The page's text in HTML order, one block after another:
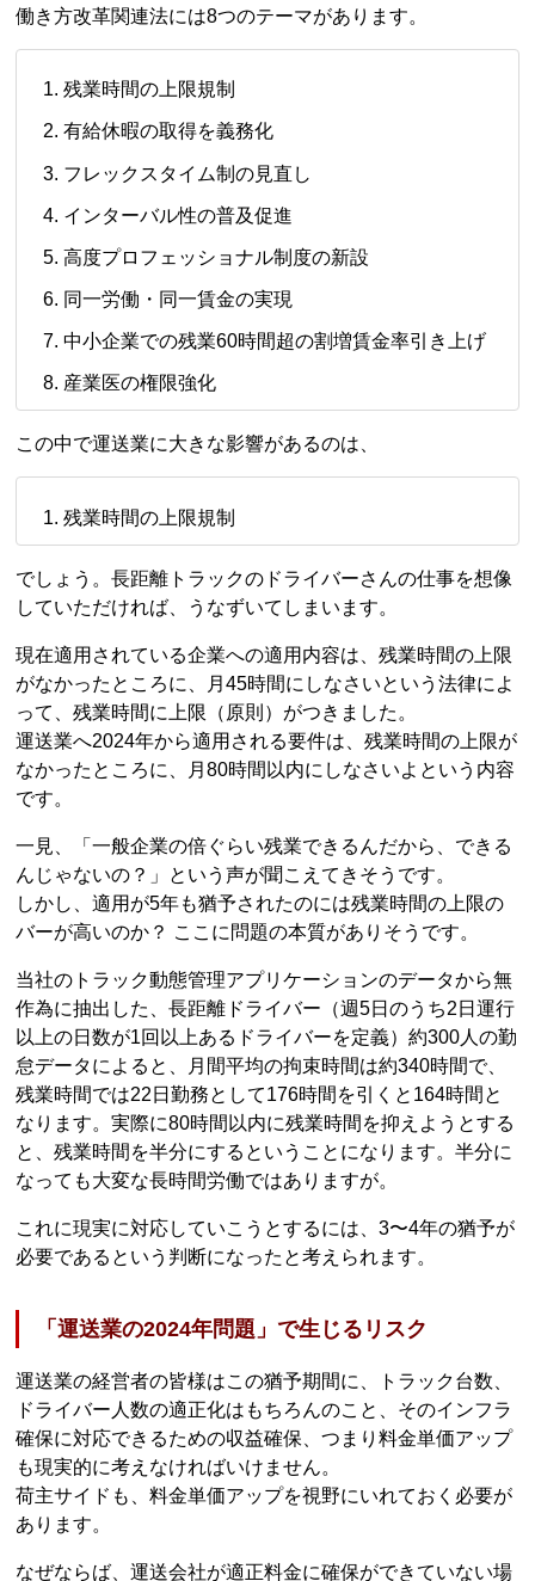
働き方改革関連法には8つのテーマがあります。
残業時間の上限規制
有給休暇の取得を義務化
フレックスタイム制の見直し
インターバル性の普及促進
高度プロフェッショナル制度の新設
同一労働・同一賃金の実現
中小企業での残業60時間超の割増賃金率引き上げ
産業医の権限強化
この中で運送業に大きな影響があるのは、
残業時間の上限規制
でしょう。長距離トラックのドライバーさんの仕事を想像
していただければ、うなずいてしまいます。
現在適用されている企業への適用内容は、残業時間の上限
がなかったところに、月45時間にしなさいという法律によ
って、残業時間に上限（原則）がつきました。
運送業へ2024年から適用される要件は、残業時間の上限が
なかったところに、月80時間以内にしなさいよという内容
です。
一見、「一般企業の倍ぐらい残業できるんだから、できる
んじゃないの？」という声が聞こえてきそうです。
しかし、適用が5年も猶予されたのには残業時間の上限の
バーが高いのか？ ここに問題の本質がありそうです。
当社のトラック動態管理アプリケーションのデータから無
作為に抽出した、長距離ドライバー（週5日のうち2日運行
以上の日数が1回以上あるドライバーを定義）約300人の勤
怠データによると、月間平均の拘束時間は約340時間で、
残業時間では22日勤務として176時間を引くと164時間と
なります。実際に80時間以内に残業時間を抑えようとする
と、残業時間を半分にするということになります。半分に
なっても大変な長時間労働ではありますが。
これに現実に対応していこうとするには、3〜4年の猶予が
必要であるという判断になったと考えられます。
「運送業の2024年問題」で生じるリスク
運送業の経営者の皆様はこの猶予期間に、トラック台数、
ドライバー人数の適正化はもちろんのこと、そのインフラ
確保に対応できるための収益確保、つまり料金単価アップ
も現実的に考えなければいけません。
荷主サイドも、料金単価アップを視野にいれておく必要が
あります。
なぜならば、運送会社が適正料金に確保ができていない場